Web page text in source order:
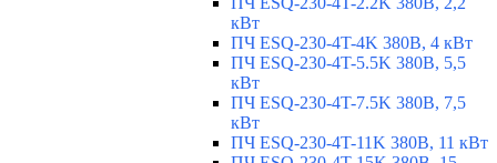
кВт
ПЧ ESQ-230-4T-4K 380В, 4 кВт
ПЧ ESQ-230-4T-5.5K 380В, 5,5
кВт
ПЧ ESQ-230-4T-7.5K 380В, 7,5
кВт
ПЧ ESQ-230-4T-11K 380В, 11 кВт